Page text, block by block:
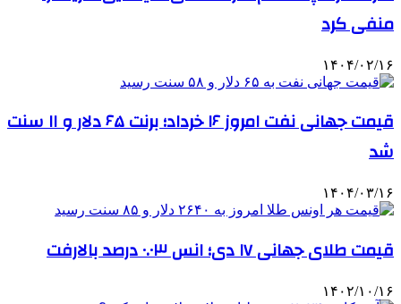
منفی کرد
۱۴۰۴/۰۲/۱۶
قیمت جهانی نفت امروز ۱۶ خرداد؛ برنت ۶۵ دلار و ۱۱ سنت
شد
۱۴۰۴/۰۳/۱۶
قیمت طلای جهانی ۱۷ دی؛ انس ۰.۰۳ درصد بالارفت
۱۴۰۲/۱۰/۱۶